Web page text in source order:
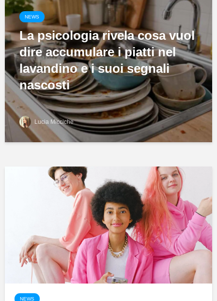
NEWS
La psicologia rivela cosa vuol
dire accumulare i piatti nel
lavandino e i suoi segnali
nascosti
Lucia Micciche
NEWS